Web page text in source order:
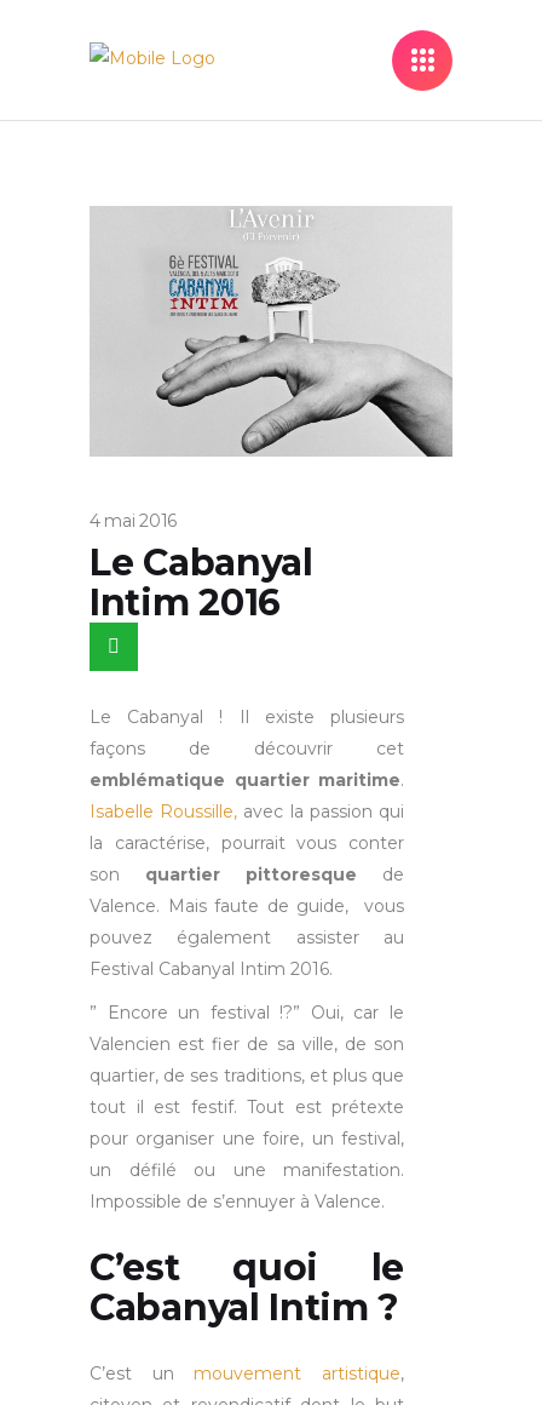
4 mai 2016
Le Cabanyal
Intim 2016
Le Cabanyal ! Il existe plusieurs
façons de découvrir cet
emblématique quartier maritime.
Isabelle Roussille, avec la passion qui
la caractérise, pourrait vous conter
son quartier pittoresque de
Valence. Mais faute de guide, vous
pouvez également assister au
Festival Cabanyal Intim 2016.
” Encore un festival !?” Oui, car le
Valencien est fier de sa ville, de son
quartier, de ses traditions, et plus que
tout il est festif. Tout est prétexte
pour organiser une foire, un festival,
un défilé ou une manifestation.
Impossible de s’ennuyer à Valence.
C’est quoi le
Cabanyal Intim ?
C’est un mouvement artistique,